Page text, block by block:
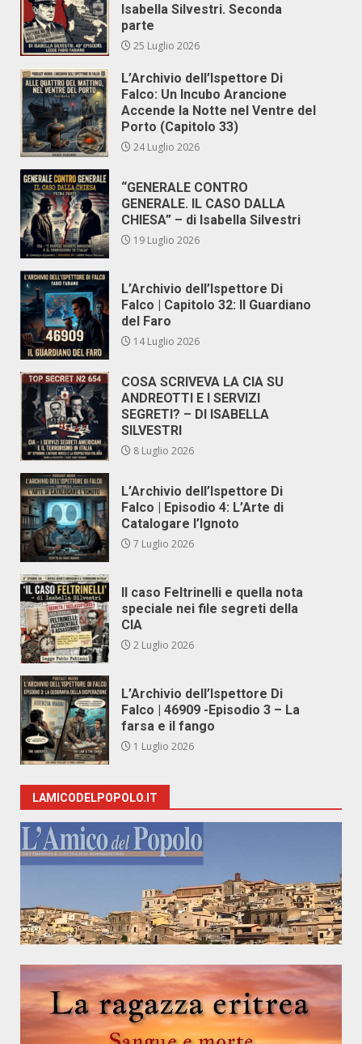
Isabella Silvestri. Seconda
parte
25 Luglio 2026
L’Archivio dell’Ispettore Di
Falco: Un Incubo Arancione
Accende la Notte nel Ventre del
Porto (Capitolo 33)
24 Luglio 2026
“GENERALE CONTRO
GENERALE. IL CASO DALLA
CHIESA” – di Isabella Silvestri
19 Luglio 2026
L’Archivio dell’Ispettore Di
Falco | Capitolo 32: Il Guardiano
del Faro
14 Luglio 2026
COSA SCRIVEVA LA CIA SU
ANDREOTTI E I SERVIZI
SEGRETI? – DI ISABELLA
SILVESTRI
8 Luglio 2026
L’Archivio dell’Ispettore Di
Falco | Episodio 4: L’Arte di
Catalogare l’Ignoto
7 Luglio 2026
Il caso Feltrinelli e quella nota
speciale nei file segreti della
CIA
2 Luglio 2026
L’Archivio dell’Ispettore Di
Falco | 46909 -Episodio 3 – La
farsa e il fango
1 Luglio 2026
LAMICODELPOPOLO.IT